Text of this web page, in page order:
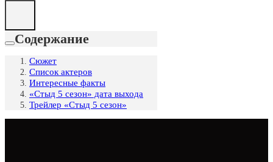
Содержание
Сюжет
Список актеров
Интересные факты
«Стыд 5 сезон» дата выхода
Трейлер «Стыд 5 сезон»